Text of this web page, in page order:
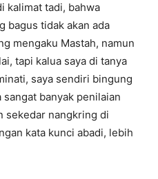
kalimat tadi, bahwa
bagus tidak akan ada
mengaku Mastah, namun
tapi kalua saya di tanya
saya sendiri bingung
banyak penilaian
sekedar nangkring di
kata kunci abadi, lebih